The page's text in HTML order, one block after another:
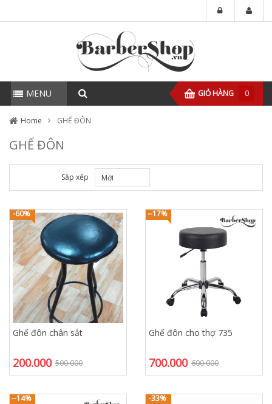
MENU GIỎ HÀNG 0
Home GHẾ ĐÔN
GHẾ ĐÔN
Sắp xếp Mới
-60%
Ghế đôn chân sắt
500.000
200.000
--17%
Ghế đôn cho thợ 735
600.000
700.000
--14% -33%